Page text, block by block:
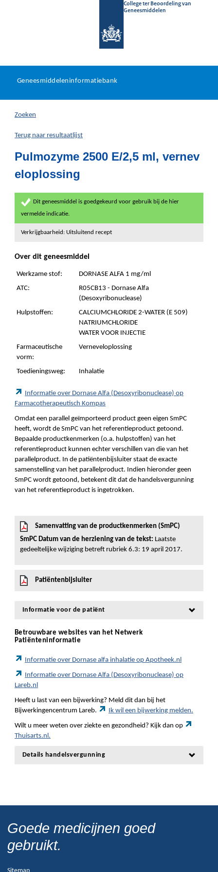
College ter Beoordeling van
Geneesmiddelen
U
hier:
Geneesmiddeleninformatiebank
Zoeken
Terug naar resultaatlijst
Pulmozyme 2500 E/2,5 ml, vernev
eloplossing
Dit geneesmiddel is goedgekeurd voor gebruik bij de hier
vermelde indicatie.
Verkrijgbaarheid: Uitsluitend recept
Over dit geneesmiddel
Werkzame stof:
DORNASE ALFA 1 mg/ml
ATC:
R05CB13 - Dornase Alfa
(Desoxyribonuclease)
Hulpstoffen:
CALCIUMCHLORIDE 2-WATER (E 509)
NATRIUMCHLORIDE
WATER VOOR INJECTIE
Farmaceutische
vorm:
Verneveloplossing
Toedieningsweg: Inhalatie
Informatie over Dornase Alfa (Desoxyribonuclease) op
Farmacotherapeutisch Kompas
Omdat een parallel geïmporteerd product geen eigen SmPC
heeft, wordt de SmPC van het referentieproduct getoond.
Bepaalde productkenmerken (o.a. hulpstoffen) van het
referentieproduct kunnen echter verschillen van die van het
parallelproduct. In de patiëntenbijsluiter staat de exacte
samenstelling van het parallelproduct. Indien hieronder geen
SmPC wordt getoond, betekent dit dat de handelsvergunning
van het referentieproduct is ingetrokken.
Samenvatting van de productkenmerken (SmPC)
SmPC Datum van de herziening van de tekst: Laatste
gedeeltelijke wijziging betreft rubriek 6.3: 19 april 2017.
Patiëntenbijsluiter
Informatie voor de patiënt
Betrouwbare websites van het Netwerk
Patiënteninformatie
Informatie over Dornase alfa inhalatie op Apotheek.nl
Informatie over Dornase Alfa (Desoxyribonuclease) op
Lareb.nl
Heeft u last van een bijwerking? Meld dit dan bij het
Bijwerkingencentrum Lareb.
Ik wil een bijwerking melden.
Wilt u meer weten over ziekte en gezondheid? Kijk dan op
Thuisarts.nl.
Details handelsvergunning
Goede medicijnen goed
gebruikt.